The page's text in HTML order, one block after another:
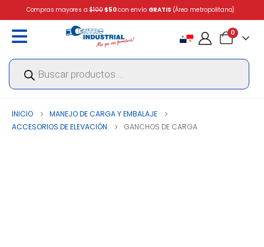
Compras mayores a$100 $50con envío GRATIS (Área metropolitana)
0
Búsqueda
productos
INICIO
MANEJO DE CARGA Y EMBALAJE
ACCESORIOS DE ELEVACIÓN
GANCHOS DE CARGA